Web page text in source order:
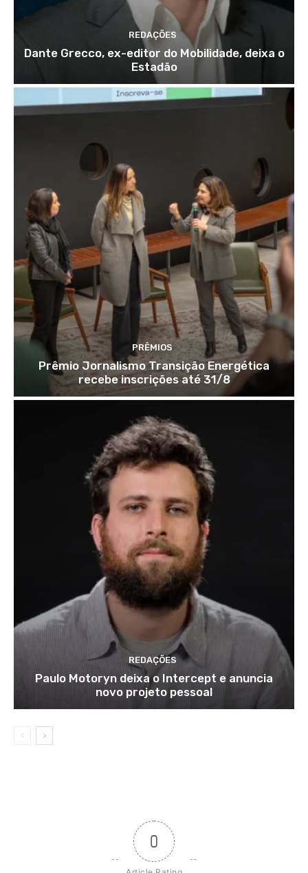
REDAÇÕES
Dante Grecco, ex-editor do Mobilidade, deixa o
Estadão
PRÊMIOS
Prêmio Jornalismo Transição Energética
recebe inscrições até 31/8
REDAÇÕES
Paulo Motoryn deixa o Intercept e anuncia
novo projeto pessoal
0